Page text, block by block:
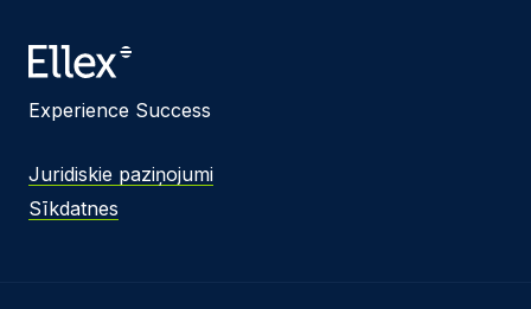
Experience Success
Juridiskie paziņojumi
Sīkdatnes